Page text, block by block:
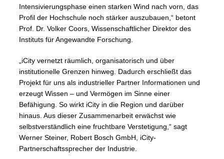
Intensivierungsphase einen starken Wind nach vorn, das
Profil der Hochschule noch stärker auszubauen,“ betont
Prof. Dr. Volker Coors, Wissenschaftlicher Direktor des
Instituts für Angewandte Forschung.
„iCity vernetzt räumlich, organisatorisch und über
institutionelle Grenzen hinweg. Dadurch erschließt das
Projekt für uns als industrieller Partner Informationen und
erzeugt Wissen – und Vermögen im Sinne einer
Befähigung. So wirkt iCity in die Region und darüber
hinaus. Aus dieser Zusammenarbeit erwächst wie
selbstverständlich eine fruchtbare Verstetigung,“ sagt
Werner Steiner, Robert Bosch GmbH, iCity-
Partnerschaftssprecher der Industrie.